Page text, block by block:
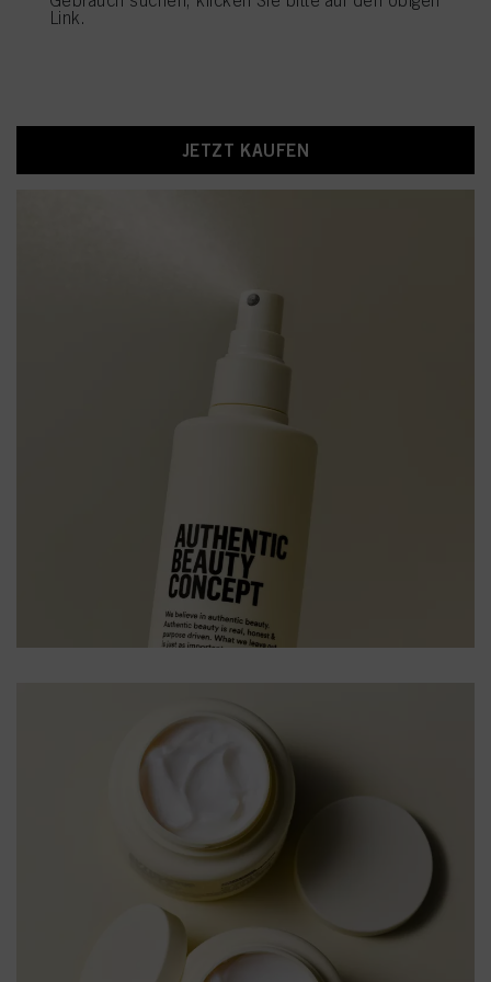
innen heraus und reduziert Spliss um bis zu 90 % und
Haarbruch um bis zu 95 %. Die sprühbare Konsistenz
JETZT KAUFEN
Link.